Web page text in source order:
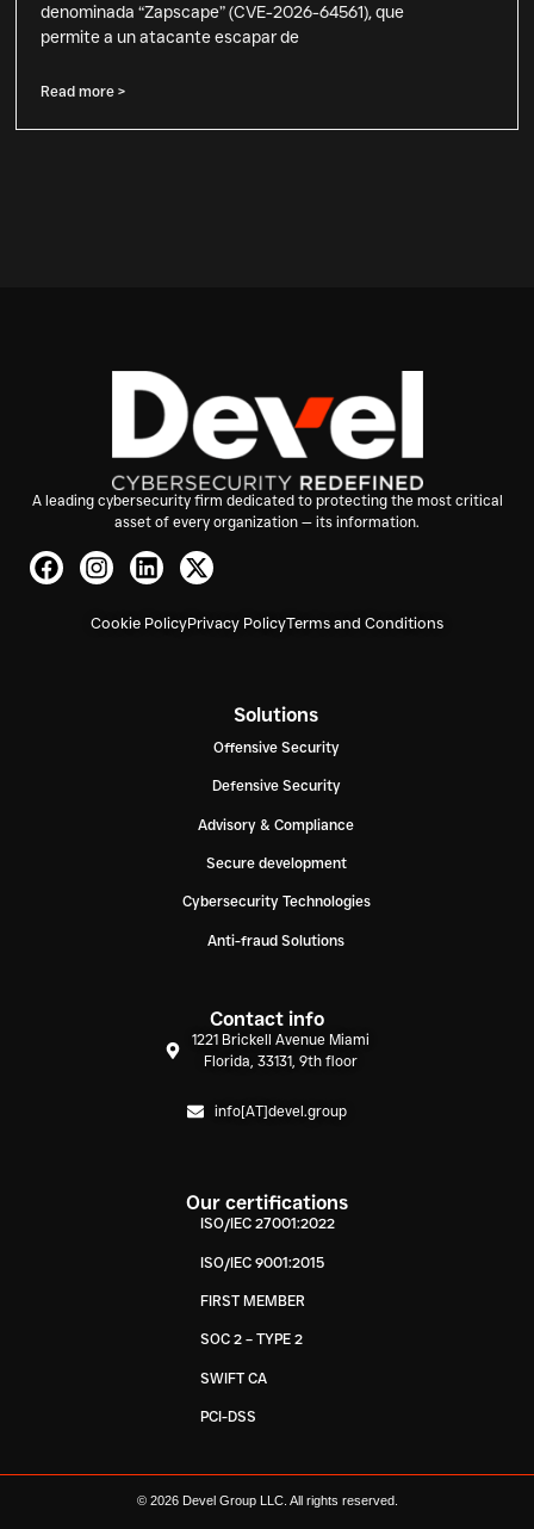
denominada “Zapscape” (CVE-2026-64561), que
permite a un atacante escapar de
Read more >
A leading cybersecurity firm dedicated to protecting the most critical
asset of every organization — its information.
Cookie PolicyPrivacy PolicyTerms and Conditions
Solutions
Offensive Security
Defensive Security
Advisory & Compliance
Secure development
Cybersecurity Technologies
Anti-fraud Solutions
Contact info
1221 Brickell Avenue Miami
Florida, 33131, 9th floor
info[AT]devel.group
Our certifications
ISO/IEC 27001:2022
ISO/IEC 9001:2015
FIRST MEMBER
SOC 2 – TYPE 2
SWIFT CA
PCI-DSS
© 2026 Devel Group LLC. All rights reserved.